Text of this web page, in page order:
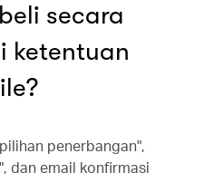
secara
ketentuan
penerbangan",
dan email konfirmasi